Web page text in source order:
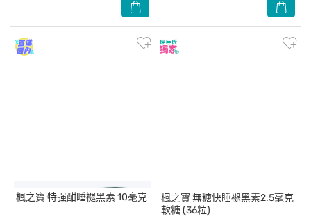
楓之寶 特强酣睡褪黑素 10毫克 楓之寶 無糖快睡褪黑素2.5毫克
軟糖 (36粒)